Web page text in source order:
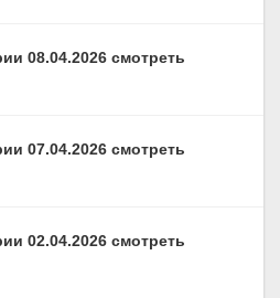
08.04.2026 смотреть
07.04.2026 смотреть
02.04.2026 смотреть